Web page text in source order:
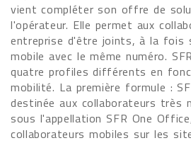
vient compléter son offre de
l'opérateur. Elle permet aux
entreprise d'être joints, à la fois
mobile avec le même numéro.
quatre profiles différents en
mobilité. La première formule :
destinée aux collaborateurs très
sous l'appellation SFR One
collaborateurs mobiles sur les